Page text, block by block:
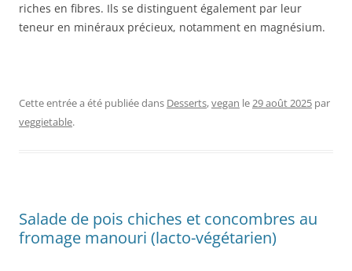
riches en fibres. Ils se distinguent également par leur
teneur en minéraux précieux, notamment en magnésium.
Cette entrée a été publiée dans Desserts,vegan le29 août 2025 par
veggietable.
Salade de pois chiches et concombres au
fromage manouri (lacto-végétarien)